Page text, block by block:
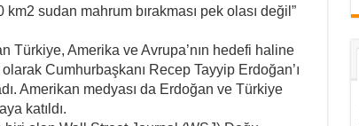
km2 sudan mahrum bırakması pek olası değil”
Türkiye, Amerika ve Avrupa’nın hedefi haline
Cumhurbaşkanı Recep Tayyip Erdoğan’ı
Amerikan medyası da Erdoğan ve Türkiye
katıldı.